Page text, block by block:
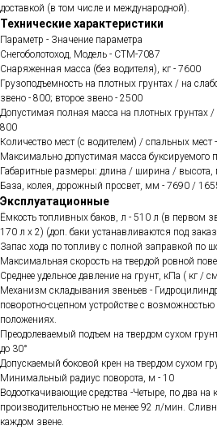
доставкой (в том числе и международной).
Технические характеристики
Параметр - Значение параметра
Снегоболотоход, Модель - СТМ-7087
Снаряженная масса (без водителя), кг - 7600
Грузоподъемность на плотных грунтах / на
звено - 800; второе звено - 2500
Допустимая полная масса на плотных грунтах /
800
Количество мест (с водителем) / спальных мест
Максимально допустимая масса буксируемого
Габаритные размеры: длина / ширина /
База, колея, дорожный просвет, мм - 7690 /
Эксплуатационные
Ёмкость топливных баков, л - 510 л (в первом
170 л х 2) (доп. баки устанавливаются под
Запас хода по топливу с полной заправкой по
Максимальная скорость на твердой ровной
Среднее удельное давление на грунт, кПа ( кг /
Механизм складывания звеньев -
поворотно-сцепном устройстве с
положениях.
Преодолеваемый подъем на твердом сухом
до 30°
Допускаемый боковой крен на твердом сухом
Минимальный радиус поворота, м - 10
Водооткачивающие средства -Четыре, по два
производительностью не менее 92 л/мин.
каждом звене.